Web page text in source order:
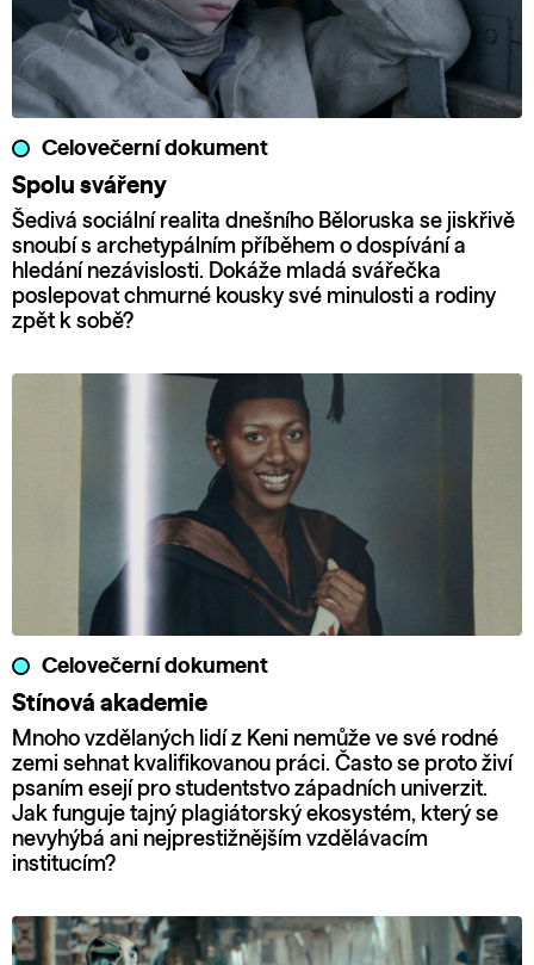
Celovečerní dokument
Spolu svářeny
Šedivá sociální realita dnešního Běloruska se jiskřivě
snoubí s archetypálním příběhem o dospívání a
hledání nezávislosti. Dokáže mladá svářečka
poslepovat chmurné kousky své minulosti a rodiny
zpět k sobě?
Celovečerní dokument
Stínová akademie
Mnoho vzdělaných lidí z Keni nemůže ve své rodné
zemi sehnat kvalifikovanou práci. Často se proto živí
psaním esejí pro studentstvo západních univerzit.
Jak funguje tajný plagiátorský ekosystém, který se
nevyhýbá ani nejprestižnějším vzdělávacím
institucím?